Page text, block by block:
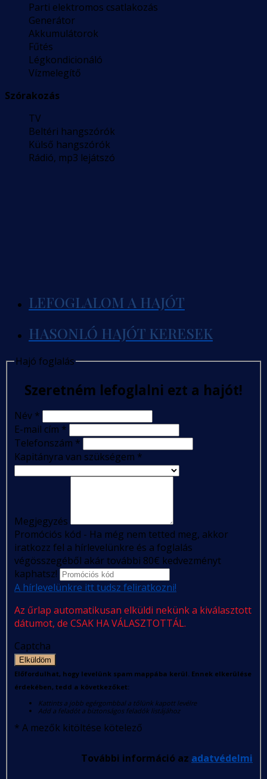
Parti elektromos csatlakozás
Generátor
Akkumulátorok
Fűtés
Légkondicionáló
Vízmelegítő
Szórakozás
TV
Beltéri hangszórók
Külső hangszórók
Rádió, mp3 lejátszó
LEFOGLALOM A HAJÓT
HASONLÓ HAJÓT KERESEK
Hajó foglalás
Szeretném lefoglalni ezt a hajót!
Név *
E-mail cím *
Telefonszám *
Kapitányra van szükségem *
Megjegyzés
Promóciós kód - Ha még nem tetted meg, akkor
iratkozz fel a hírlevelünkre és a foglalás
végösszegéből akár további 80€ kedvezményt
kaphatsz!
A hírlevelünkre itt tudsz feliratkozni!
Az űrlap automatikusan elküldi nekünk a kiválasztott
dátumot, de CSAK HA VÁLASZTOTTÁL.
Captcha
Elküldöm
Előfordulhat, hogy levelünk spam mappába kerül. Ennek elkerülése
érdekében, tedd a következőket:
Kattints a jobb egérgombbal a tőlünk kapott levélre
Add a feladót a biztonságos feladók listájához
* A mezők kitöltése kötelező
További információ az adatvédelmi